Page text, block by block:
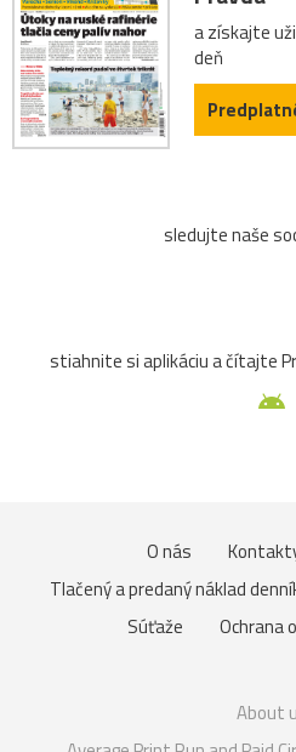
a získajte
deň
sledujte naše
stiahnite si aplikáciu a čítajte
O nás
Tlačený a predaný náklad
Súťaže
Ochrana
About